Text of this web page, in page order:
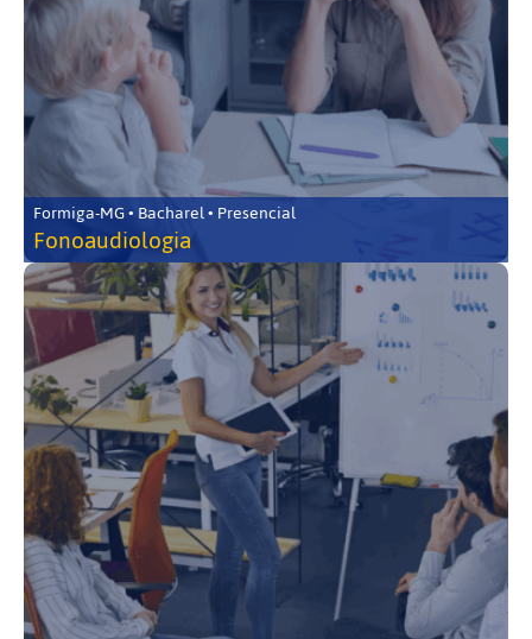
Formiga-MG • Bacharel • Presencial
Fonoaudiologia